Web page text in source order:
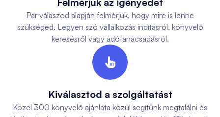
Pár válaszod alapján felmérjük, hogy mire is lenne
szükséged. Legyen szó vállalkozás indításról, könyvelő
keresésről vagy adótanácsadásról.

Kiválasztod a szolgáltatást
Közel 300 könyvelő ajánlata közül segítünk megtalálni és